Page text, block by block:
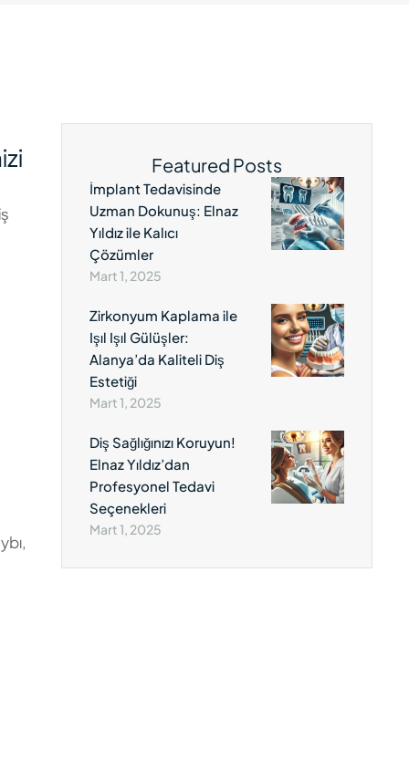
Featured Posts
İmplant Tedavisinde
Uzman Dokunuş: Elnaz
Yıldız ile Kalıcı
Çözümler
Mart 1, 2025
Zirkonyum Kaplama ile
Işıl Işıl Gülüşler:
Alanya’da Kaliteli Diş
Estetiği
Mart 1, 2025
Diş Sağlığınızı Koruyun!
Elnaz Yıldız’dan
Profesyonel Tedavi
Seçenekleri
Mart 1, 2025